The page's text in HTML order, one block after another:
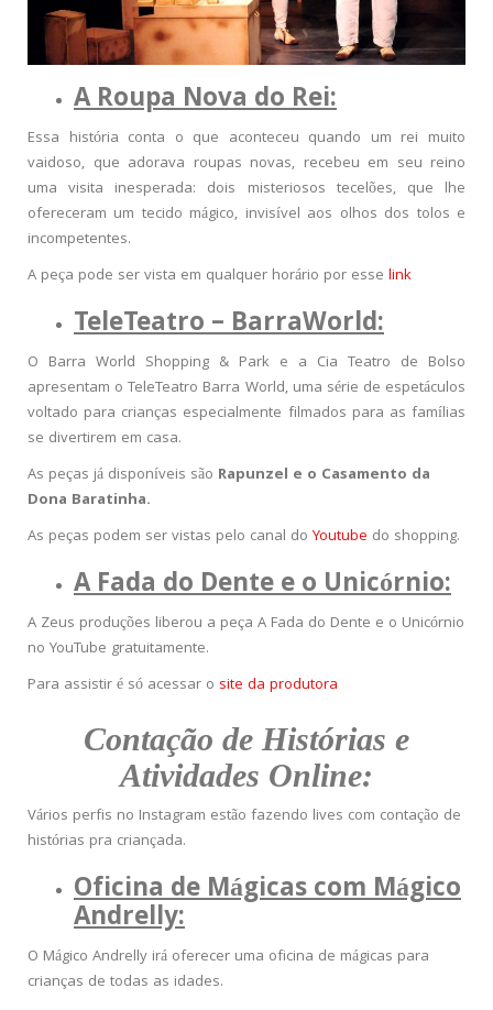
A Roupa Nova do Rei:
Essa história conta o que aconteceu quando um rei muito
vaidoso, que adorava roupas novas, recebeu em seu reino
uma visita inesperada: dois misteriosos tecelões, que lhe
ofereceram um tecido mágico, invisível aos olhos dos tolos e
incompetentes.
A peça pode ser vista em qualquer horário por esse link
TeleTeatro – BarraWorld:
O Barra World Shopping & Park e a Cia Teatro de Bolso
apresentam o TeleTeatro Barra World, uma série de espetáculos
voltado para crianças especialmente filmados para as famílias
se divertirem em casa.
As peças já disponíveis são Rapunzel e o Casamento da
Dona Baratinha.
As peças podem ser vistas pelo canal do Youtube do shopping.
A Fada do Dente e o Unicórnio:
A Zeus produções liberou a peça A Fada do Dente e o Unicórnio
no YouTube gratuitamente.
Para assistir é só acessar o site da produtora
Contação de Histórias e
Atividades Online:
Vários perfis no Instagram estão fazendo lives com contação de
histórias pra criançada.
Oficina de Mágicas com Mágico
Andrelly:
O Mágico Andrelly irá oferecer uma oficina de mágicas para
crianças de todas as idades.